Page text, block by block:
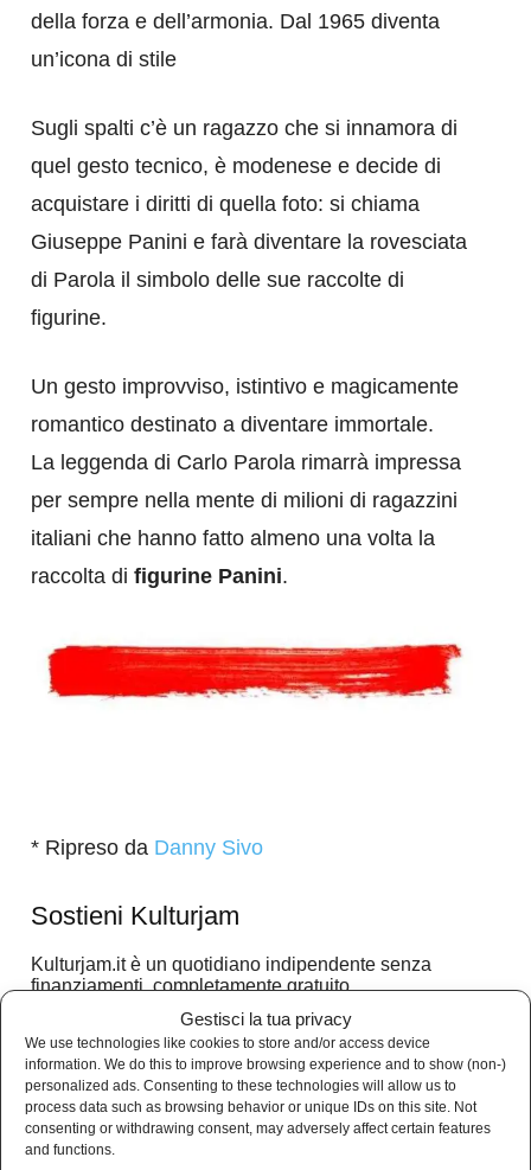
Gestisci la tua privacy
We use technologies like cookies to store and/or access device
information. We do this to improve browsing experience and to show (non-)
personalized ads. Consenting to these technologies will allow us to
process data such as browsing behavior or unique IDs on this site. Not
consenting or withdrawing consent, may adversely affect certain features
and functions.
della forza e dell’armonia. Dal 1965 diventa
un’icona di stile
Sugli spalti c’è un ragazzo che si innamora di
quel gesto tecnico, è modenese e decide di
acquistare i diritti di quella foto: si chiama
Giuseppe Panini e farà diventare la rovesciata
di Parola il simbolo delle sue raccolte di
figurine.
Un gesto improvviso, istintivo e magicamente
romantico destinato a diventare immortale.
La leggenda di Carlo Parola rimarrà impressa
per sempre nella mente di milioni di ragazzini
italiani che hanno fatto almeno una volta la
raccolta di figurine Panini.
* Ripreso da Danny Sivo
Sostieni Kulturjam
Kulturjam.it è un quotidiano indipendente senza
finanziamenti, completamente gratuito.
I nostri articoli sono gratuiti e lo saranno sempre.
Nessun abbonamento.
Se vuoi sostenerci e aiutarci a crescere, nessuna
donazione, ma puoi acquistare i nostri gadget.
Sostieni Kulturjam, sostieni l’informazione libera e